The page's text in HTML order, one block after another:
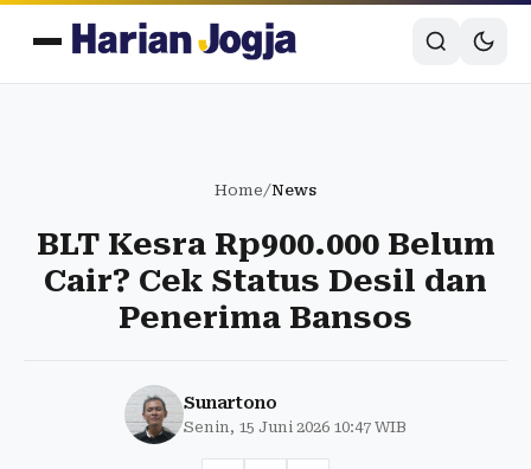
Home/News
BLT Kesra Rp900.000 Belum
Cair? Cek Status Desil dan
Penerima Bansos
Sunartono
Senin, 15 Juni 2026 10:47 WIB